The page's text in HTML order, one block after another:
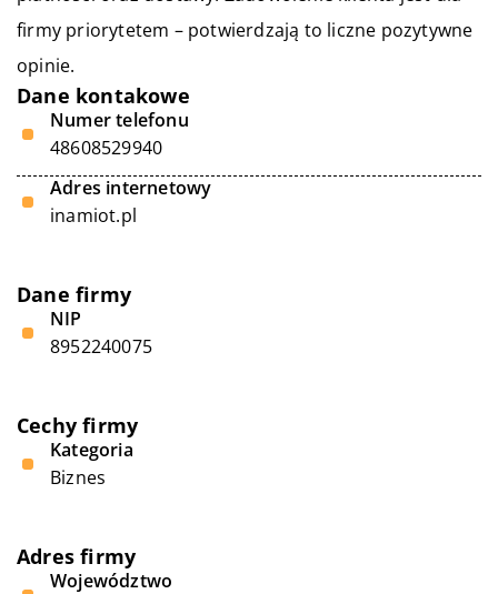
firmy priorytetem – potwierdzają to liczne pozytywne
opinie.
Dane kontakowe
Numer telefonu
48608529940
Adres internetowy
inamiot.pl
Dane firmy
NIP
8952240075
Cechy firmy
Kategoria
Biznes
Adres firmy
Województwo